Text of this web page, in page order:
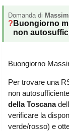
Domanda di
Buongiorno mi sa indicare una rsa con posti liberi x
Buongiorno
Per trovare una
non
della Toscana
verificare la
verde/rosso) e
Emilia -
Lazio(317)
Liguria(189)
Lombardia
Marche(242)